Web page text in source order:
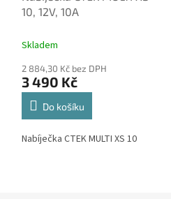
10, 12V, 10A
Skladem
2 884,30 Kč bez DPH
3 490 Kč
Do košíku
Nabíječka CTEK MULTI XS 10